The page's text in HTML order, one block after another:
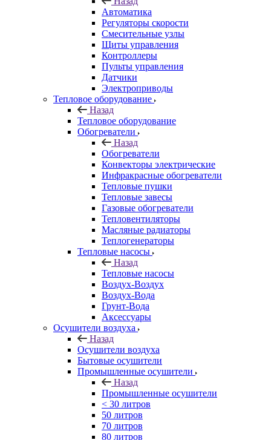
Автоматика
Регуляторы скорости
Смесительные узлы
Щиты управления
Контроллеры
Пульты управления
Датчики
Электроприводы
Тепловое оборудование
Назад
Тепловое оборудование
Обогреватели
Назад
Обогреватели
Конвекторы электрические
Инфракрасные обогреватели
Тепловые пушки
Тепловые завесы
Газовые обогреватели
Тепловентиляторы
Масляные радиаторы
Теплогенераторы
Тепловые насосы
Назад
Тепловые насосы
Воздух-Воздух
Воздух-Вода
Грунт-Вода
Аксессуары
Осушители воздуха
Назад
Осушители воздуха
Бытовые осушители
Промышленные осушители
Назад
Промышленные осушители
< 30 литров
50 литров
70 литров
80 литров